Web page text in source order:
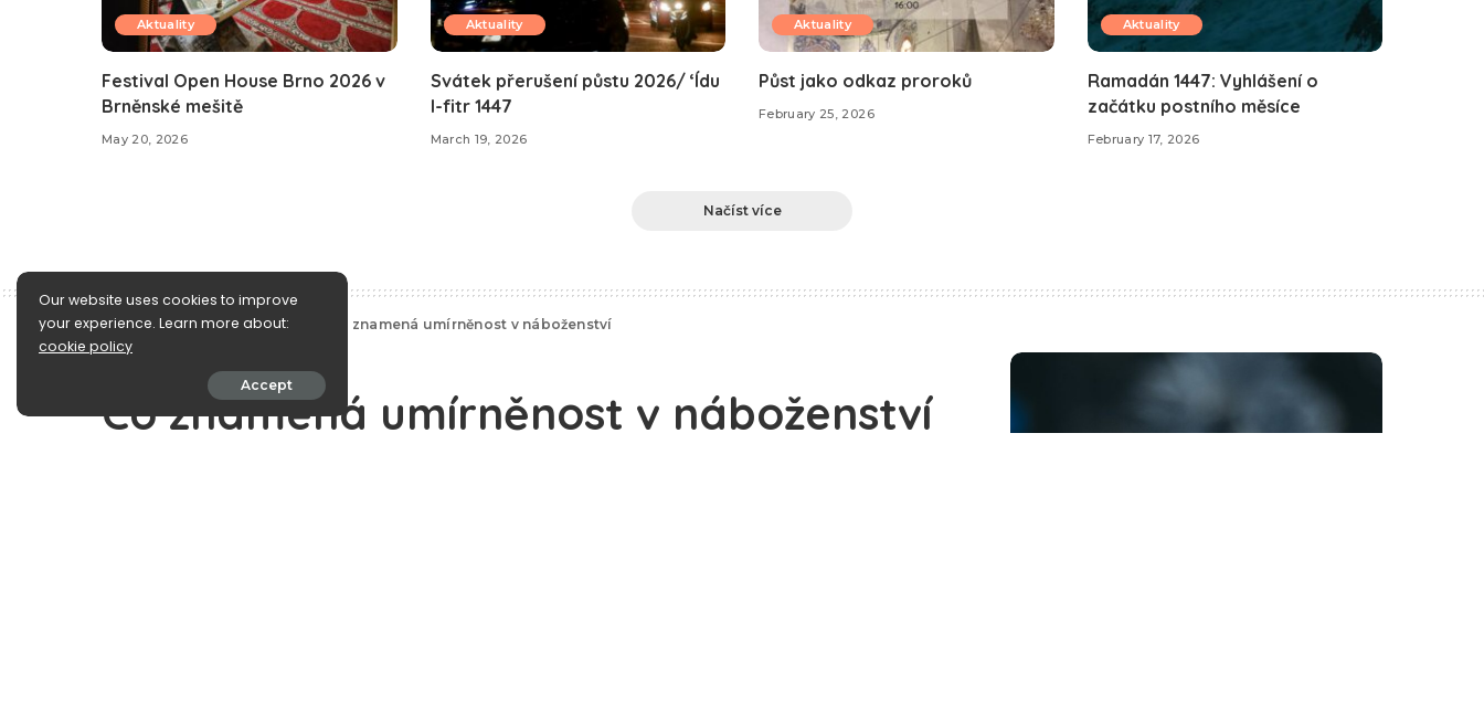
Aktuality
Festival Open House Brno 2026 v
Brněnské mešitě
May 20, 2026
Aktuality
Svátek přerušení půstu 2026/ ‘Ídu
l-fitr 1447
March 19, 2026
Aktuality
Půst jako odkaz proroků
February 25, 2026
Aktuality
Ramadán 1447: Vyhlášení o
začátku postního měsíce
February 17, 2026
Načíst více
e-Islám >Blog>Fetwabanka Co znamená umírněnost v náboženství
Co znamená umírněnost v náboženství
Our website uses cookies to improve
your experience. Learn more about:
cookie policy
Accept